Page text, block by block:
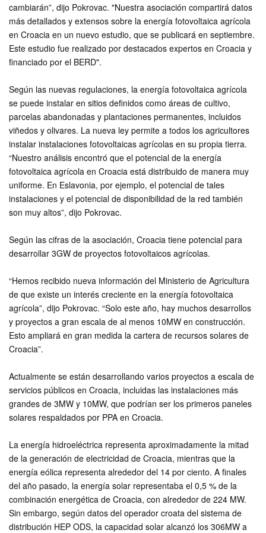
cambiarán”, dijo Pokrovac. "Nuestra asociación compartirá datos
más detallados y extensos sobre la energía fotovoltaica agrícola
en Croacia en un nuevo estudio, que se publicará en septiembre.
Este estudio fue realizado por destacados expertos en Croacia y
financiado por el BERD".
Según las nuevas regulaciones, la energía fotovoltaica agrícola
se puede instalar en sitios definidos como áreas de cultivo,
parcelas abandonadas y plantaciones permanentes, incluidos
viñedos y olivares. La nueva ley permite a todos los agricultores
instalar instalaciones fotovoltaicas agrícolas en su propia tierra.
“Nuestro análisis encontró que el potencial de la energía
fotovoltaica agrícola en Croacia está distribuido de manera muy
uniforme. En Eslavonia, por ejemplo, el potencial de tales
instalaciones y el potencial de disponibilidad de la red también
son muy altos”, dijo Pokrovac.
Según las cifras de la asociación, Croacia tiene potencial para
desarrollar 3GW de proyectos fotovoltaicos agrícolas.
“Hemos recibido nueva información del Ministerio de Agricultura
de que existe un interés creciente en la energía fotovoltaica
agrícola”, dijo Pokrovac. “Solo este año, hay muchos desarrollos
y proyectos a gran escala de al menos 10MW en construcción.
Esto ampliará en gran medida la cartera de recursos solares de
Croacia”.
Actualmente se están desarrollando varios proyectos a escala de
servicios públicos en Croacia, incluidas las instalaciones más
grandes de 3MW y 10MW, que podrían ser los primeros paneles
solares respaldados por PPA en Croacia.
La energía hidroeléctrica representa aproximadamente la mitad
de la generación de electricidad de Croacia, mientras que la
energía eólica representa alrededor del 14 por ciento. A finales
del año pasado, la energía solar representaba el 0,5 % de la
combinación energética de Croacia, con alrededor de 224 MW.
Sin embargo, según datos del operador croata del sistema de
distribución HEP ODS, la capacidad solar alcanzó los 306MW a